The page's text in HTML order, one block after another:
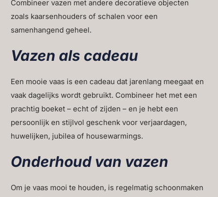
Combineer vazen met andere decoratieve objecten
zoals kaarsenhouders of schalen voor een
samenhangend geheel.
Vazen als cadeau
Een mooie vaas is een cadeau dat jarenlang meegaat en
vaak dagelijks wordt gebruikt. Combineer het met een
prachtig boeket – echt of zijden – en je hebt een
persoonlijk en stijlvol geschenk voor verjaardagen,
huwelijken, jubilea of housewarmings.
Onderhoud van vazen
Om je vaas mooi te houden, is regelmatig schoonmaken